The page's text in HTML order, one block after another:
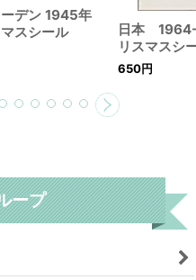
ーデン 1945年
スシール
日本
リスマスシ
650円
ープ